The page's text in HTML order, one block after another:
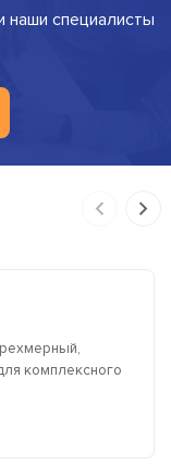
наши специалисты
комплексного